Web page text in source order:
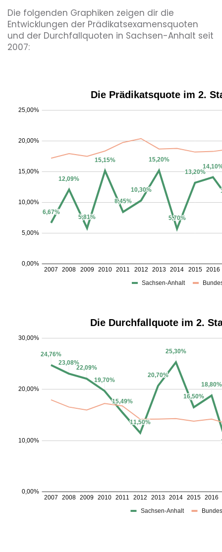
Die folgenden Graphiken zeigen dir die
Entwicklungen der Prädikatsexamensquoten
und der Durchfallquoten in Sachsen-Anhalt seit
2007: